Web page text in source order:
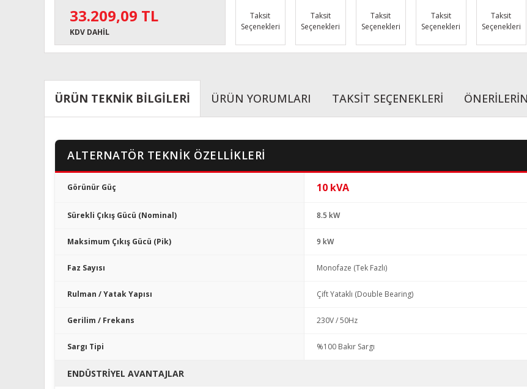
33.209,09 TL
KDV DAHİL
Taksit
Seçenekleri
Taksit
Seçenekleri
Taksit
Seçenekleri
Taksit
Seçenekleri
Taksit
Seçenekleri
ÜRÜN TEKNİK BİLGİLERİ ÜRÜN YORUMLARI TAKSİT SEÇENEKLERİ
ALTERNATÖR TEKNİK ÖZELLİKLERİ
Görünür Güç 10 kVA
Sürekli Çıkış Gücü (Nominal) 8.5 kW
Maksimum Çıkış Gücü (Pik) 9 kW
Faz Sayısı Monofaze (Tek Fazlı)
Rulman / Yatak Yapısı Çift Yataklı (Double Bearing)
Gerilim / Frekans 230V / 50Hz
Sargı Tipi %100 Bakır Sargı
ENDÜSTRIYEL AVANTAJLAR